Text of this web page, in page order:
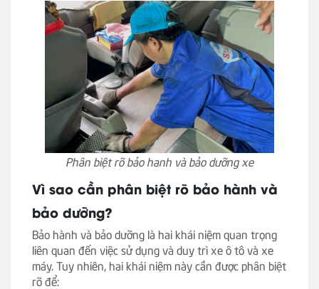
Phân biệt rõ bảo hanh và bảo dưỡng xe
Vì sao cần phân biệt rõ bảo hành và
bảo dưỡng?
Bảo hành và bảo dưỡng là hai khái niệm quan trọng
liên quan đến việc sử dụng và duy trì xe ô tô và xe
máy. Tuy nhiên, hai khái niệm này cần được phân biệt
rõ để: